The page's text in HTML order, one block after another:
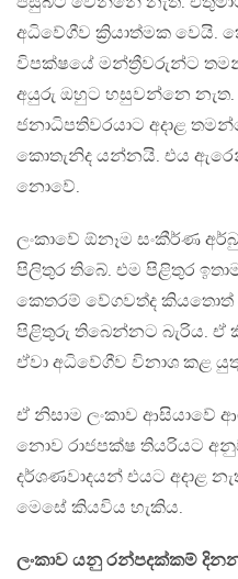
අධිවේගීව ක්‍රියාත්මක
විපක්ෂයේ මන්ත්‍රීවරුන්ට
අයුරු ඔහුට හසුවන්නෙ
ජනාධිපතිවරයාට අදාළ
කොතැනිද යන්නයි. එය
නොවේ.
ලංකාවේ ඕනෑම සංකීර්ණ
පිලිතුර තිබේ. එම පිළිතුර
කෙතරම් වේගවත්ද
පිළිතුරු තිබෙන්නට බැරිය.
ඒවා අධිවේගීව විනාශ කළ
ඒ නිසාම ලංකාව
නොව රාජපක්ෂ තියරියට
දර්ශණවාදයන් එයට අදාළ
මෙසේ කියවිය හැකිය.
ලංකාව යනු රන්පදක්කම්